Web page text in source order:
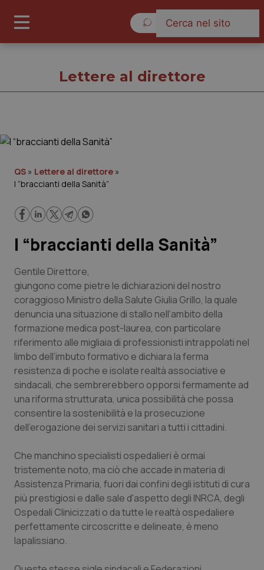
Cronache
Scienza e Farmaci
Studi e Analisi
Lettere al direttore
Edizioni Regionali
QS Pro
Abruzzo
Basilicata
Calabria
QS Pro Gold
Artrite & artrosi
Asma & BPCO
QS Club Newsletter
Lettere al direttore
QS » Lettere al direttore »
I “braccianti della Sanità”
I “braccianti della Sanità”
Gentile Direttore,
giungono come pietre le dichiarazioni del nostro
coraggioso Ministro della Salute Giulia Grillo, la quale
denuncia una situazione di stallo nell’ambito della
formazione medica post-laurea, con particolare
riferimento alle migliaia di professionisti intrappolati nel
limbo dell’imbuto formativo e dichiara la ferma
resistenza di poche e isolate realtà associative e
sindacali, che sembrerebbero opporsi fermamente ad
una riforma strutturata, unica possibilità che possa
consentire la sostenibilità e la prosecuzione
dell’erogazione dei servizi sanitari a tutti i cittadini.
Che manchino specialisti ospedalieri è ormai
tristemente noto, ma ciò che accade in materia di
Assistenza Primaria, fuori dai confini degli istituti di cura
più prestigiosi e dalle sale d'aspetto degli INRCA, degli
Ospedali Clinicizzati o da tutte le realtà ospedaliere
perfettamente circoscritte e delineate, è meno
lapalissiano.